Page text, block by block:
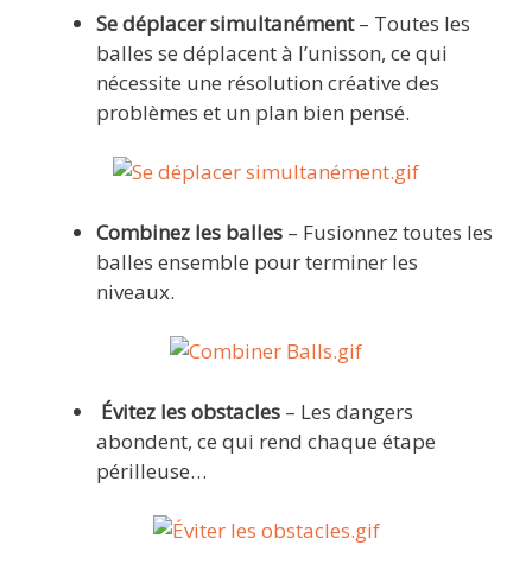
Se déplacer simultanément– Toutes les
balles se déplacent à l’unisson, ce qui
nécessite une résolution créative des
problèmes et un plan bien pensé.
Combinez les balles – Fusionnez toutes les
balles ensemble pour terminer les
niveaux.
Évitez les obstacles – Les dangers
abondent, ce qui rend chaque étape
périlleuse…